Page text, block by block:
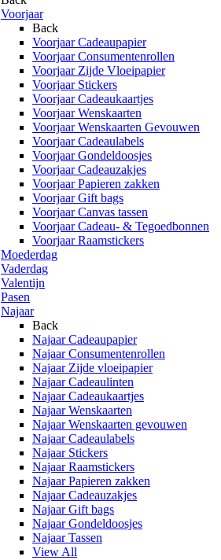
Voorjaar
Back
Voorjaar Cadeaupapier
Voorjaar Consumentenrollen
Voorjaar Zijde Vloeipapier
Voorjaar Stickers
Voorjaar Cadeaukaartjes
Voorjaar Wenskaarten
Voorjaar Wenskaarten Gevouwen
Voorjaar Cadeaulabels
Voorjaar Gondeldoosjes
Voorjaar Cadeauzakjes
Voorjaar Papieren zakken
Voorjaar Gift bags
Voorjaar Canvas tassen
Voorjaar Cadeau- & Tegoedbonnen
Voorjaar Raamstickers
Moederdag
Vaderdag
Valentijn
Pasen
Najaar
Back
Najaar Cadeaupapier
Najaar Consumentenrollen
Najaar Zijde vloeipapier
Najaar Cadeaulinten
Najaar Cadeaukaartjes
Najaar Wenskaarten
Najaar Wenskaarten gevouwen
Najaar Cadeaulabels
Najaar Stickers
Najaar Raamstickers
Najaar Papieren zakken
Najaar Cadeauzakjes
Najaar Gift bags
Najaar Gondeldoosjes
Najaar Tassen
View All